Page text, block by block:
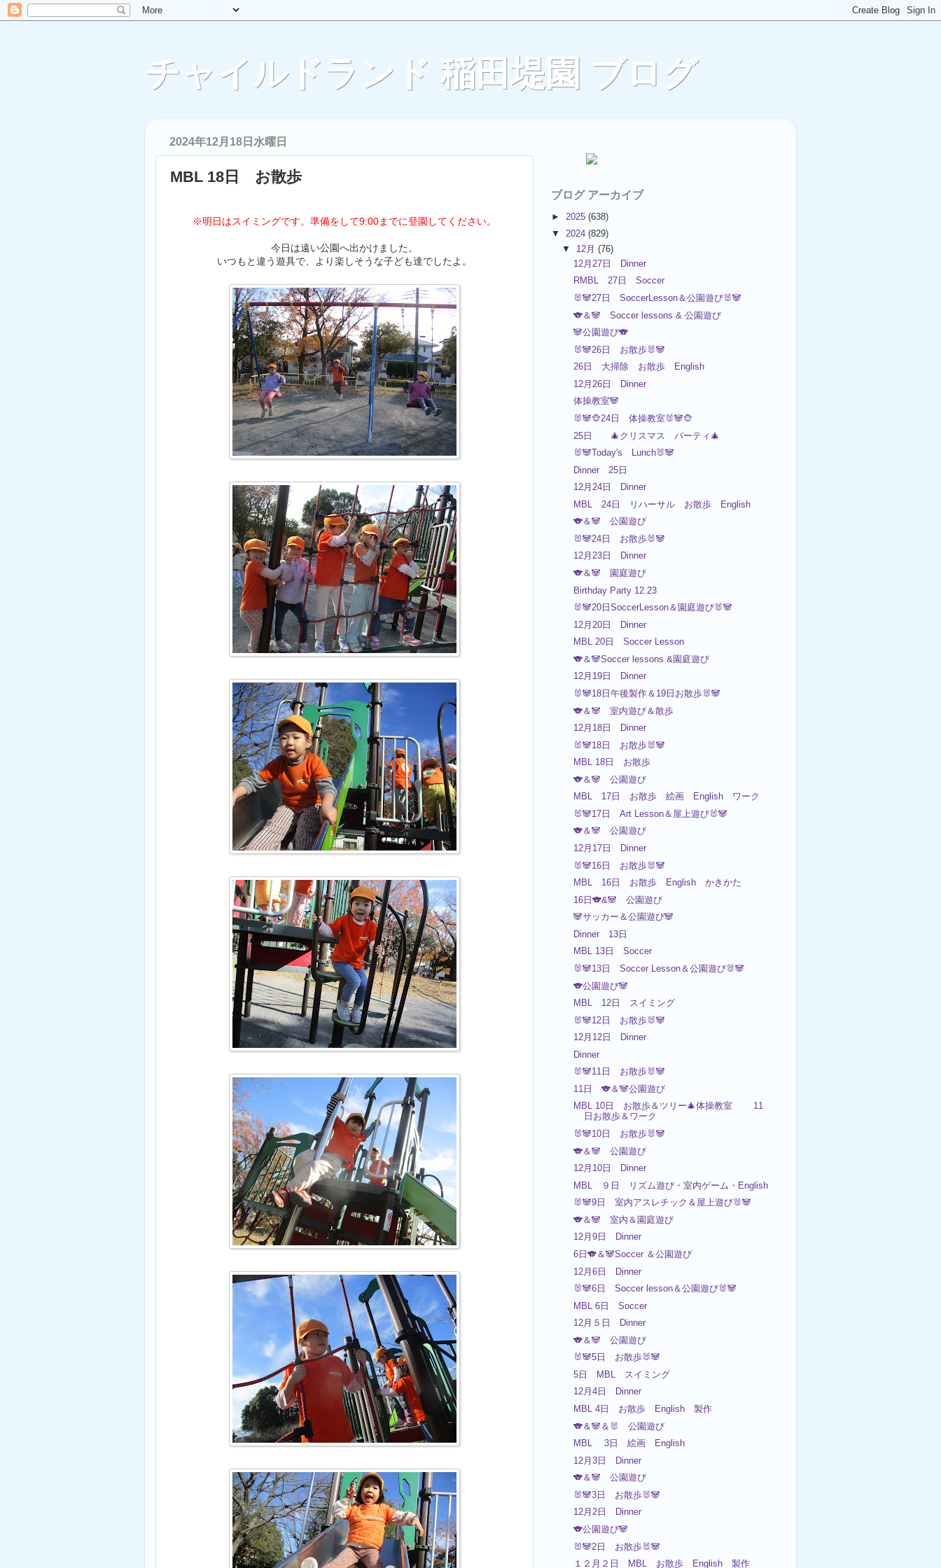
チャイルドランド 稲田堤園 ブログ
2024年12月18日水曜日
MBL 18日 お散歩
※明日はスイミングです。準備をして9:00までに登園してください。
今日は遠い公園へ出かけました。
いつもと違う遊具で、より楽しそうな子ども達でしたよ。
ブログ アーカイブ
► 2025 (638)
▼ 2024 (829)
▼ 12月(76)
12月27日 Dinner
RMBL 27日 Soccer
🐰🐼27日 SoccerLesson＆公園遊び🐰🐼
🐨＆🐼 Soccer lessons & 公園遊び
🐼公園遊び🐨
🐰🐼26日 お散歩🐰🐼
26日 大掃除 お散歩 English
12月26日 Dinner
体操教室🐼
🐰🐼🐵24日 体操教室🐰🐼🐵
25日 🎄クリスマス パーティ🎄
🐰🐼Today's Lunch🐰🐼
Dinner 25日
12月24日 Dinner
MBL 24日 リハーサル お散歩 English
🐨＆🐼 公園遊び
🐰🐼24日 お散歩🐰🐼
12月23日 Dinner
🐨＆🐼 園庭遊び
Birthday Party 12.23
🐰🐼20日SoccerLesson＆園庭遊び🐰🐼
12月20日 Dinner
MBL 20日 Soccer Lesson
🐨＆🐼Soccer lessons &園庭遊び
12月19日 Dinner
🐰🐼18日午後製作＆19日お散歩🐰🐼
🐨＆🐼 室内遊び＆散歩
12月18日 Dinner
🐰🐼18日 お散歩🐰🐼
MBL 18日 お散歩
🐨＆🐼 公園遊び
MBL 17日 お散歩 絵画 English ワーク
🐰🐼17日 Art Lesson＆屋上遊び🐰🐼
🐨＆🐼 公園遊び
12月17日 Dinner
🐰🐼16日 お散歩🐰🐼
MBL 16日 お散歩 English かきかた
16日🐨&🐼 公園遊び
🐼サッカー＆公園遊び🐼
Dinner 13日
MBL 13日 Soccer
🐰🐼13日 Soccer Lesson＆公園遊び🐰🐼
🐨公園遊び🐼
MBL 12日 スイミング
🐰🐼12日 お散歩🐰🐼
12月12日 Dinner
Dinner
🐰🐼11日 お散歩🐰🐼
11日 🐨＆🐼公園遊び
MBL 10日 お散歩＆ツリー🎄体操教室 11
日お散歩＆ワーク
🐰🐼10日 お散歩🐰🐼
🐨＆🐼 公園遊び
12月10日 Dinner
MBL ９日 リズム遊び・室内ゲーム・English
🐰🐼9日 室内アスレチック＆屋上遊び🐰🐼
🐨＆🐼 室内＆園庭遊び
12月9日 Dinner
6日🐨＆🐼Soccer ＆公園遊び
12月6日 Dinner
🐰🐼6日 Soccer lesson＆公園遊び🐰🐼
MBL 6日 Soccer
12月５日 Dinner
🐨＆🐼 公園遊び
🐰🐼5日 お散歩🐰🐼
5日 MBL スイミング
12月4日 Dinner
MBL 4日 お散歩 English 製作
🐨＆🐼＆🐰 公園遊び
MBL 3日 絵画 English
12月3日 Dinner
🐨＆🐼 公園遊び
🐰🐼3日 お散歩🐰🐼
12月2日 Dinner
🐨公園遊び🐼
🐰🐼2日 お散歩🐰🐼
１２月２日 MBL お散歩 English 製作